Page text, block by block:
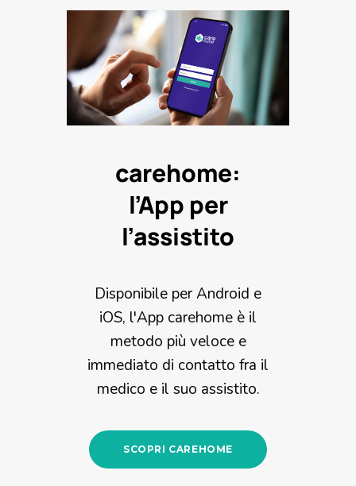
carehome:
l’App per
l’assistito
Disponibile per Android e
iOS, l'App carehome è il
metodo più veloce e
immediato di contatto fra il
medico e il suo assistito.
SCOPRI CAREHOME